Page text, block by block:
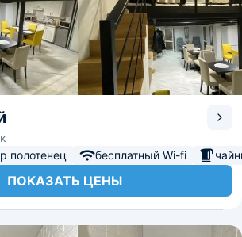
полотенец бесплатный Wi-fi
ПОКАЗАТЬ ЦЕНЫ